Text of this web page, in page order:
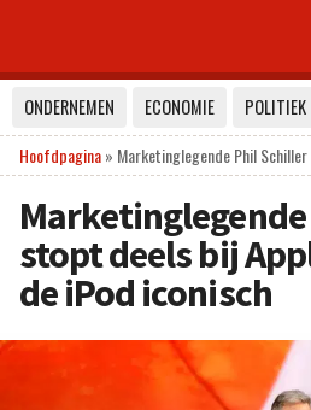
ONDERNEMEN ECONOMIE POLITIEK
Hoofdpagina» Marketinglegende Phil
stopt deels bij
de iPod iconisch